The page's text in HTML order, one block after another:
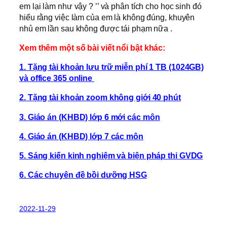
em lại làm như vậy ? ’’ và phân tích cho học sinh đó
hiểu rằng việc làm của em là không đúng, khuyên
nhủ em lần sau không được tái phạm nữa .
Xem thêm một số bài viết nổi bật khác:
1. Tặng tài khoản lưu trữ miễn phí 1 TB (1024GB)
và office 365 online
2. Tặng tài khoản zoom không giới 40 phút
3. Giáo án (KHBD) lớp 6 mới các môn
4. Giáo án (KHBD) lớp 7 các môn
5. Sáng kiến kinh nghiệm và biện pháp thi GVDG
6. Các chuyên đề bồi dưỡng HSG
2022-11-29